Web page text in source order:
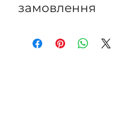
замовлення